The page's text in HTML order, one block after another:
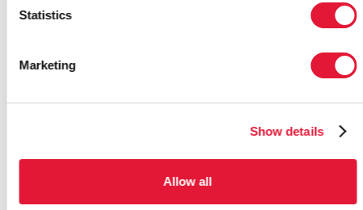
Statistics
Marketing
Show details
Allow all
Vacuna contra el VIH,
las medidas encaminadas a
encontrar una vacuna para el